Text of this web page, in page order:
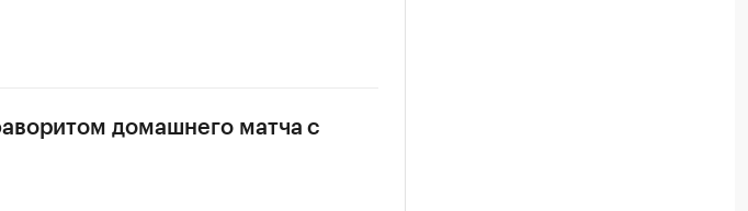
домашнего матча с